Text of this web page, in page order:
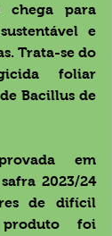
para
e
foliar
Bacillus de
em
2023/24
de difícil
foi